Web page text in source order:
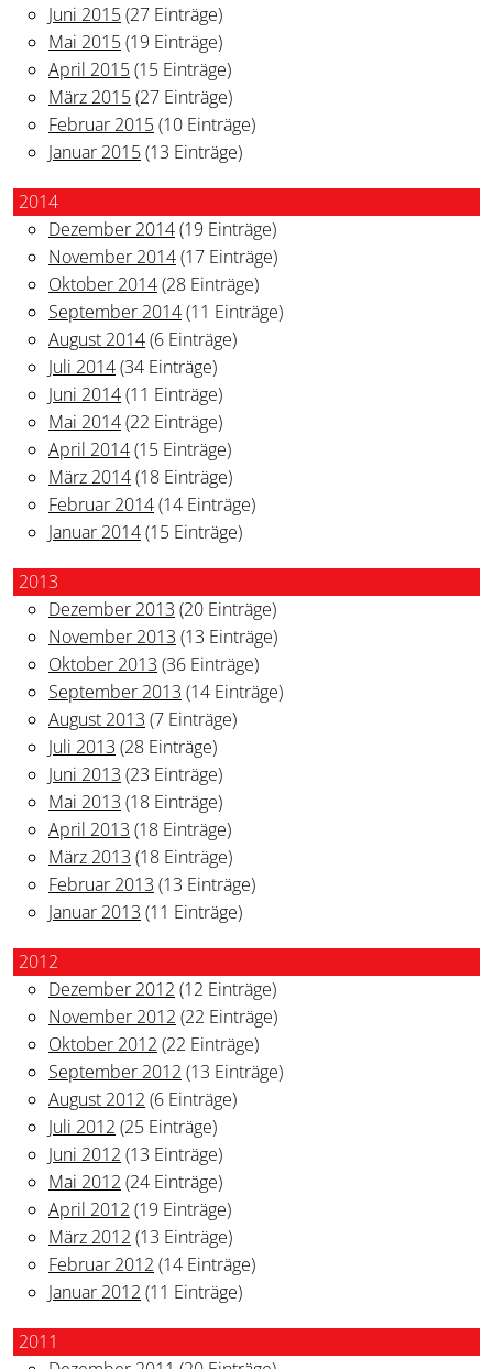
Juni 2015(27 Einträge)
Mai 2015(19 Einträge)
April 2015(15 Einträge)
März 2015(27 Einträge)
Februar 2015(10 Einträge)
Januar 2015(13 Einträge)
2014
Dezember 2014(19 Einträge)
November 2014(17 Einträge)
Oktober 2014(28 Einträge)
September 2014(11 Einträge)
August 2014(6 Einträge)
Juli 2014(34 Einträge)
Juni 2014(11 Einträge)
Mai 2014(22 Einträge)
April 2014(15 Einträge)
März 2014(18 Einträge)
Februar 2014(14 Einträge)
Januar 2014(15 Einträge)
2013
Dezember 2013 (20 Einträge)
November 2013 (13 Einträge)
Oktober 2013 (36 Einträge)
September 2013 (14 Einträge)
August 2013 (7 Einträge)
Juli 2013 (28 Einträge)
Juni 2013 (23 Einträge)
Mai 2013 (18 Einträge)
April 2013 (18 Einträge)
März 2013 (18 Einträge)
Februar 2013 (13 Einträge)
Januar 2013 (11 Einträge)
2012
Dezember 2012 (12 Einträge)
November 2012 (22 Einträge)
Oktober 2012 (22 Einträge)
September 2012 (13 Einträge)
August 2012 (6 Einträge)
Juli 2012 (25 Einträge)
Juni 2012 (13 Einträge)
Mai 2012 (24 Einträge)
April 2012 (19 Einträge)
März 2012 (13 Einträge)
Februar 2012 (14 Einträge)
Januar 2012 (11 Einträge)
2011